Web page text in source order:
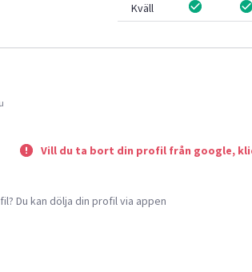
Kväll
Vill du ta bort din profil från google,
Du kan dölja din profil via appen